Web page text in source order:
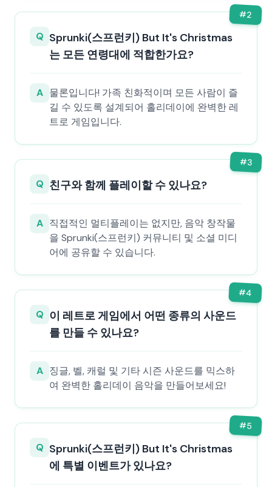
#2
Q Sprunki(스프런키) But It's Christmas
는 모든 연령대에 적합한가요?
A 물론입니다! 가족 친화적이며 모든 사람이 즐
길 수 있도록 설계되어 홀리데이에 완벽한 레
트로 게임입니다.
#3
Q 친구와 함께 플레이할 수 있나요?
A 직접적인 멀티플레이는 없지만, 음악 창작물
을 Sprunki(스프런키) 커뮤니티 및 소셜 미디
어에 공유할 수 있습니다.
#4
Q 이 레트로 게임에서 어떤 종류의 사운드
를 만들 수 있나요?
A 징글, 벨, 캐럴 및 기타 시즌 사운드를 믹스하
여 완벽한 홀리데이 음악을 만들어보세요!
#5
Q Sprunki(스프런키) But It's Christmas
에 특별 이벤트가 있나요?